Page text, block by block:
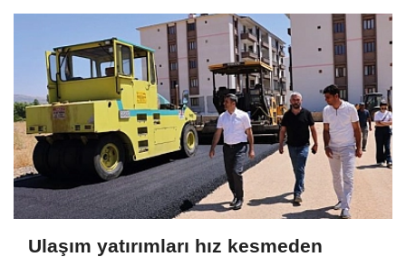
Ulaşım yatırımları hız kesmeden